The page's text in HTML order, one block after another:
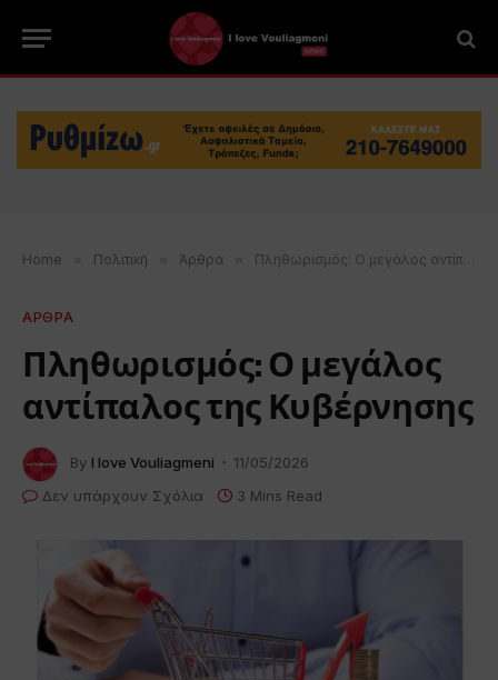
Home » Πολιτική » Άρθρα » Πληθωρισμός: Ο μεγάλος αντίπαλος της Κυβέρνησης
ΑΡΘΡΑ
Πληθωρισμός: Ο μεγάλος
αντίπαλος της Κυβέρνησης
By I love Vouliagmeni
11/05/2026
Δεν υπάρχουν Σχόλια
3 Mins Read